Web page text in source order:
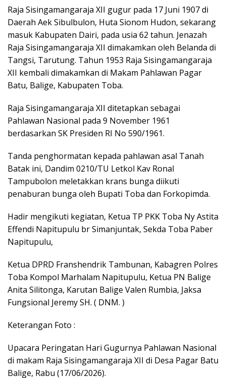
Raja Sisingamangaraja XII gugur pada 17 Juni 1907 di
Daerah Aek Sibulbulon, Huta Sionom Hudon, sekarang
masuk Kabupaten Dairi, pada usia 62 tahun. Jenazah
Raja Sisingamangaraja XII dimakamkan oleh Belanda di
Tangsi, Tarutung. Tahun 1953 Raja Sisingamangaraja
XII kembali dimakamkan di Makam Pahlawan Pagar
Batu, Balige, Kabupaten Toba.
Raja Sisingamangaraja XII ditetapkan sebagai
Pahlawan Nasional pada 9 November 1961
berdasarkan SK Presiden RI No 590/1961.
Tanda penghormatan kepada pahlawan asal Tanah
Batak ini, Dandim 0210/TU Letkol Kav Ronal
Tampubolon meletakkan krans bunga diikuti
penaburan bunga oleh Bupati Toba dan Forkopimda.
Hadir mengikuti kegiatan, Ketua TP PKK Toba Ny Astita
Effendi Napitupulu br Simanjuntak, Sekda Toba Paber
Napitupulu,
Ketua DPRD Franshendrik Tambunan, Kabagren Polres
Toba Kompol Marhalam Napitupulu, Ketua PN Balige
Anita Silitonga, Karutan Balige Valen Rumbia, Jaksa
Fungsional Jeremy SH. ( DNM. )
Keterangan Foto :
Upacara Peringatan Hari Gugurnya Pahlawan Nasional
di makam Raja Sisingamangaraja XII di Desa Pagar Batu
Balige, Rabu (17/06/2026).